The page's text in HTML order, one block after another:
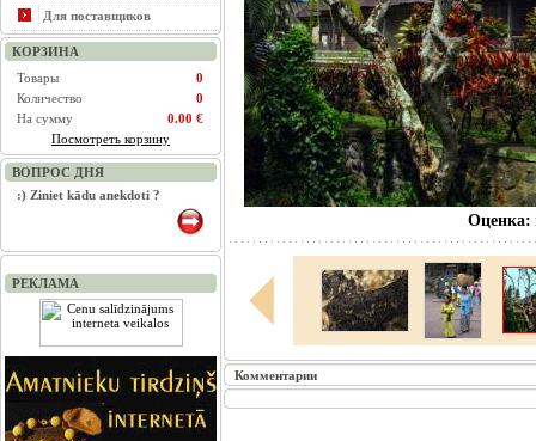
Для поставщиков
КОРЗИНА
Товары
0
Количество
0
На сумму
0.00 €
Посмотреть корзину
ВОПРОС ДНЯ
:) Ziniet kādu anekdoti ?
РЕКЛАМА
Оценка:
Комментарии